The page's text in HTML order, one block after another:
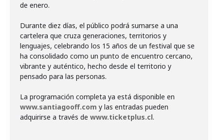
de enero.
Durante diez días, el público podrá sumarse a una
cartelera que cruza generaciones, territorios y
lenguajes, celebrando los 15 años de un festival que se
ha consolidado como un punto de encuentro cercano,
vibrante y auténtico, hecho desde el territorio y
pensado para las personas.
La programación completa ya está disponible en
www.santiagooff.com y las entradas pueden
adquirirse a través de www.ticketplus.cl.